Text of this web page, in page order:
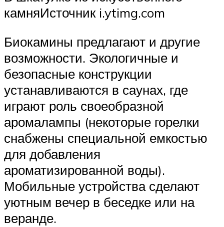
камняИсточник i.ytimg.com
Биокамины предлагают и другие
возможности. Экологичные и
безопасные конструкции
устанавливаются в саунах, где
играют роль своеобразной
аромалампы (некоторые горелки
снабжены специальной емкостью
для добавления
ароматизированной воды).
Мобильные устройства сделают
уютным вечер в беседке или на
веранде.